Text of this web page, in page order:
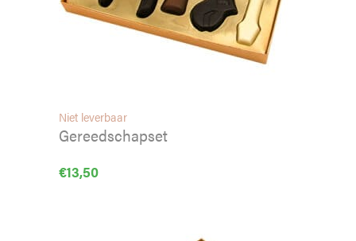
Niet leverbaar
Gereedschapset
€13,50